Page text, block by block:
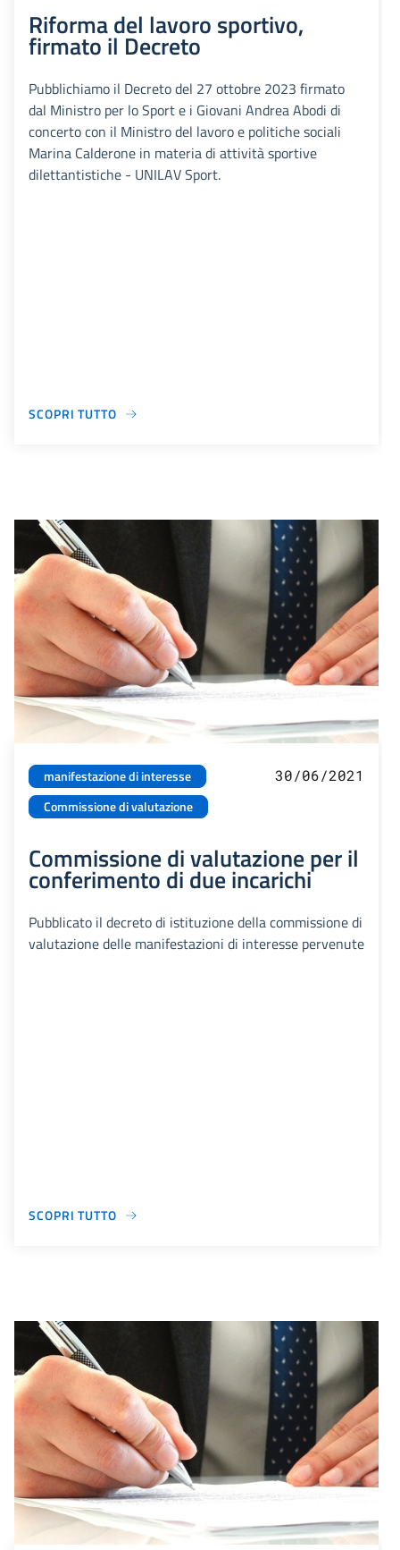
Riforma del lavoro sportivo,
firmato il Decreto
Pubblichiamo il Decreto del 27 ottobre 2023 firmato
dal Ministro per lo Sport e i Giovani Andrea Abodi di
concerto con il Ministro del lavoro e politiche sociali
Marina Calderone in materia di attività sportive
dilettantistiche - UNILAV Sport.
SCOPRI TUTTO
manifestazione di interesse
Commissione di valutazione
30/06/2021
Commissione di valutazione per il
conferimento di due incarichi
Pubblicato il decreto di istituzione della commissione di
valutazione delle manifestazioni di interesse pervenute
SCOPRI TUTTO